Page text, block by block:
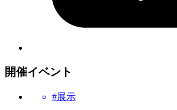
開催イベント
#展示